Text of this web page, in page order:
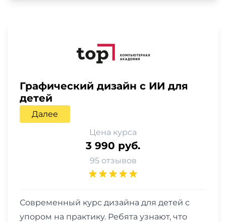
Графический дизайн с ИИ для
детей
Далее
Цена курса
3 990 руб.
95 отзывов
Современный курс дизайна для детей с
упором на практику. Ребята узнают, что